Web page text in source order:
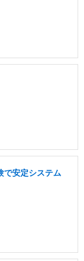
で安定システム